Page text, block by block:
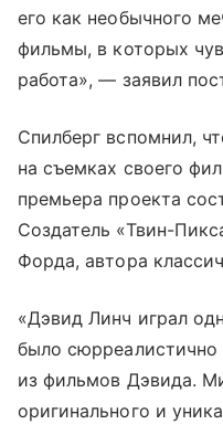
его как необычного
фильмы, в которых
работа», — заявил
Спилберг вспомнил,
на съемках своего
премьера проекта
Создатель «Твин-
Форда, автора
«Дэвид Линч играл
было
из фильмов Дэвида.
оригинального и